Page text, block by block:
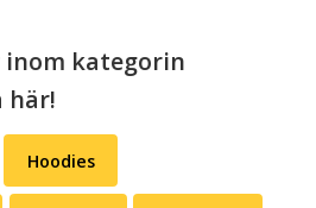
kategorin
här!
Hoodies